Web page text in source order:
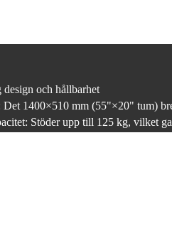
design och hållbarhet
1400×510 mm (55"×20" tum)
Stöder upp till 125 kg, vilket